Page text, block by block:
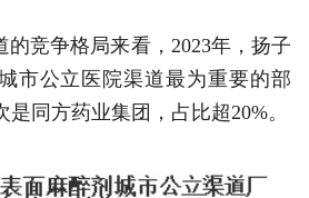
的竞争格局来看，2023年，扬子
市公立医院渠道最为重要的部
同方药业集团，占比超20%。